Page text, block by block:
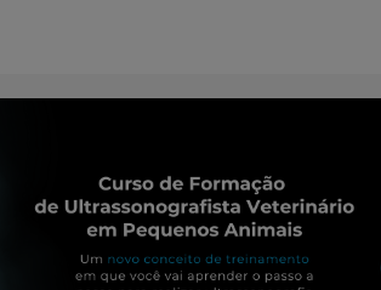
Atualizado em:30 de dezembro de 2011